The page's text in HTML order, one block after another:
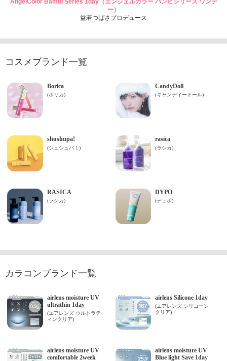
ー）
益若つばさプロデュース
コスメブランド一覧
カラコンブランド一覧